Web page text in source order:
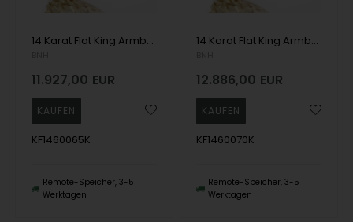
14 Karat Flat King Armbänder und Halsketten
11.927,00 EUR
KF1460065K
Remote-Speicher, 3-5
Werktagen
14 Karat Flat King Armbänder und Halsketten
12.886,00 EUR
KF1460070K
Remote-Speicher, 3-5
Werktagen